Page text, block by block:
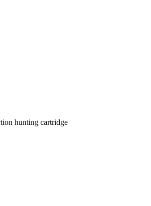
hunting cartridge